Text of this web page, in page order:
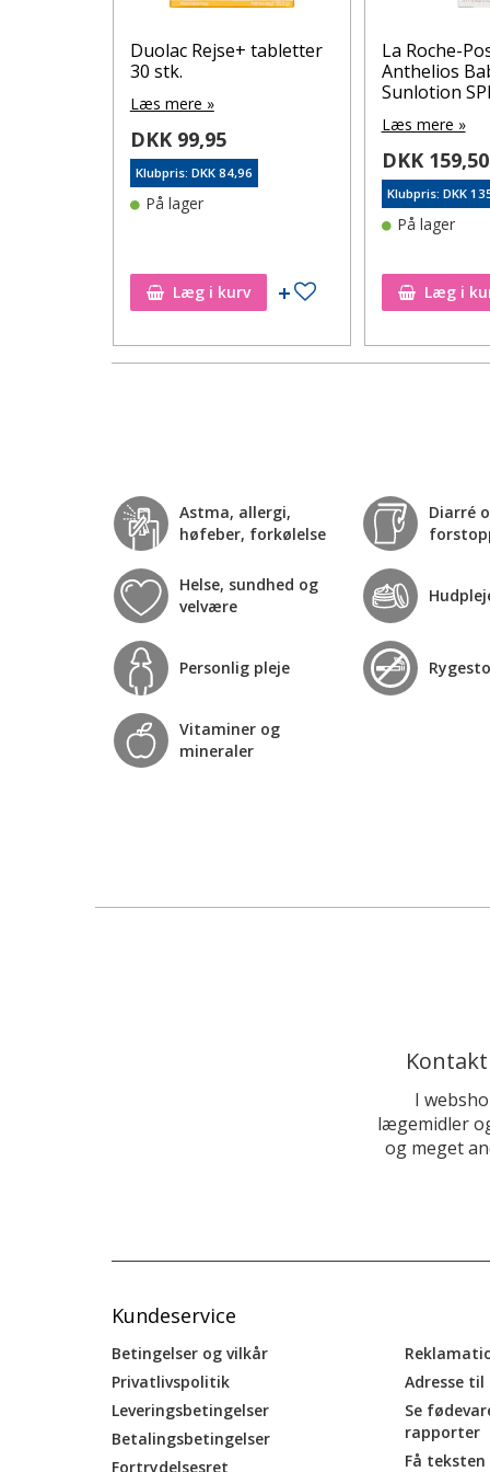
Tilføj til ønskeseddel
Duolac Rejse+ tabletter
30 stk.
Læs mere »
DKK 99,95
Klubpris: DKK 84,96
På lager
Læg i kurv Tilføj til ønskeseddel
La Roche-
Anthelios
Sunlotion
Læs mere »
DKK 159,50
Klubpris: DKK
På lager
Læg i
Astma, allergi,
høfeber, forkølelse
Diarré
Helse, sundhed og
velvære
Personlig pleje
Vitaminer og
mineraler
I
lægemidler
og meget
Kundeservice
Betingelser og vilkår
Privatlivspolitik
Leveringsbetingelser
Betalingsbetingelser
Fortrydelsesret
Adresse
Se
rapporter
Få